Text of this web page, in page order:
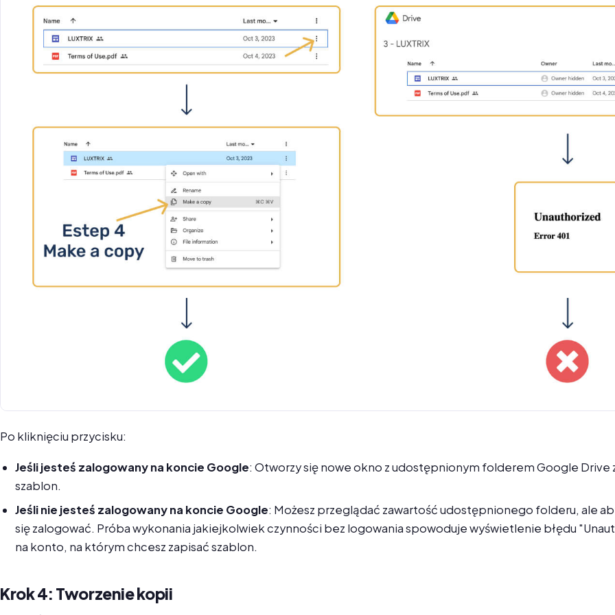
Po kliknięciu przycisku:
Jeśli jesteś zalogowany na koncie Google: Otworzy się nowe okno z udostępnionym folderem Google Drive
szablon.
Jeśli nie jesteś zalogowany na koncie Google: Możesz przeglądać zawartość udostępnionego folderu, ale
się zalogować. Próba wykonania jakiejkolwiek czynności bez logowania spowoduje wyświetlenie błędu
na konto, na którym chcesz zapisać szablon.
Krok 4: Tworzenie kopii